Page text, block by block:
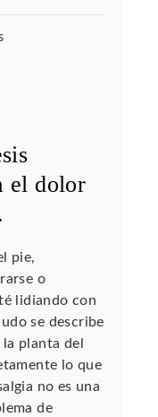
el dolor
pie,
o
lidiando con
se describe
planta del
lo que
no es una
de